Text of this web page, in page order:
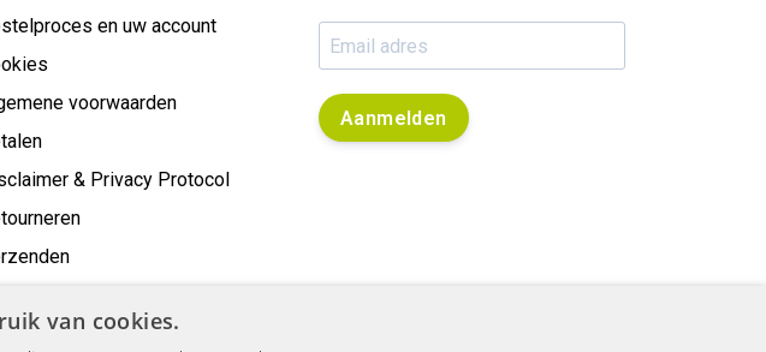
en uw account
voorwaarden
& Privacy Protocol
Aanmelden
van cookies.